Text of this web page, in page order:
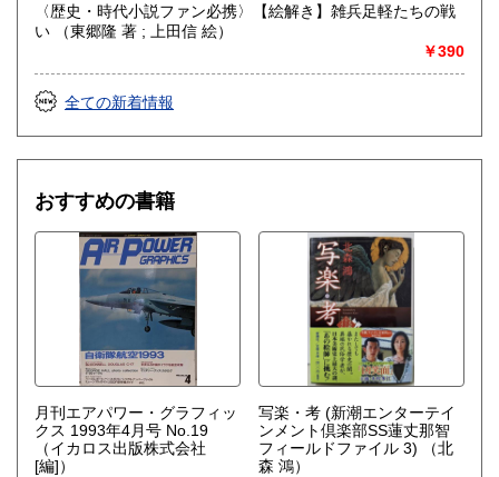
〈歴史・時代小説ファン必携〉【絵解き】雑兵足軽たちの戦
い （東郷隆 著 ; 上田信 絵）
￥390
全ての新着情報
おすすめの書籍
月刊エアパワー・グラフィッ
クス 1993年4月号 No.19
（イカロス出版株式会社
[編]）
写楽・考 (新潮エンターテイ
ンメント倶楽部SS蓮丈那智
フィールドファイル 3)
（北
森 鴻）